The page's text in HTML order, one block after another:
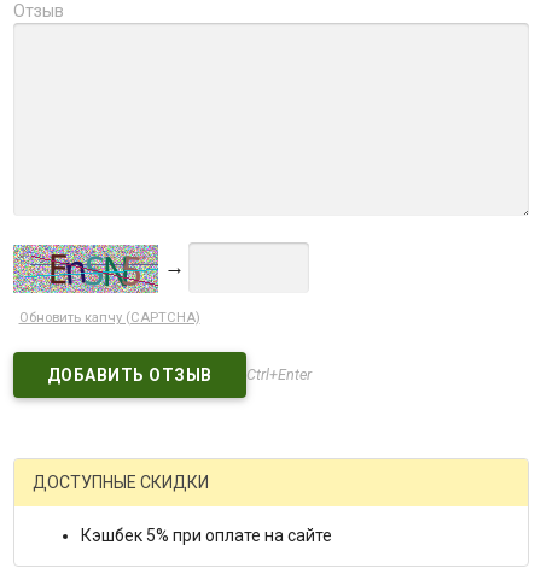
Отзыв
→
Обновить капчу (CAPTCHA)
Ctrl+Enter
ДОСТУПНЫЕ СКИДКИ
Кэшбек 5% при оплате на сайте